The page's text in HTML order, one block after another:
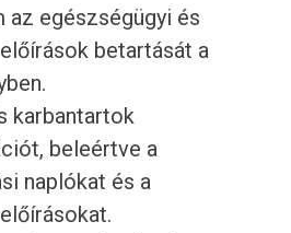
az egészségügyi és
betartását a
karbantartok
beleértve a
naplókat és a